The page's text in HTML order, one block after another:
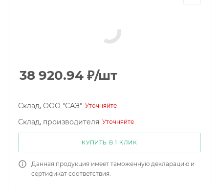
38 920.94 ₽/шт
Склад, ООО "САЭ" Уточняйте
Склад, производителя Уточняйте
КУПИТЬ В 1 КЛИК
Данная продукция имеет таможенную декларацию и
сертификат соответствия.